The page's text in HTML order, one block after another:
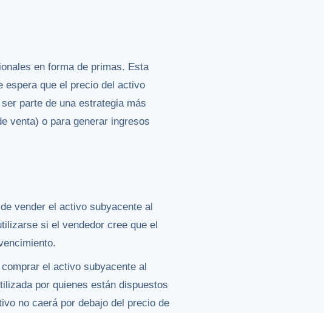
en forma de primas. Esta
espera que el precio del activo
parte de una estrategia más
venta) o para generar ingresos
vender el activo subyacente al
si el vendedor cree que el
el activo subyacente al
por quienes están dispuestos
no caerá por debajo del precio de